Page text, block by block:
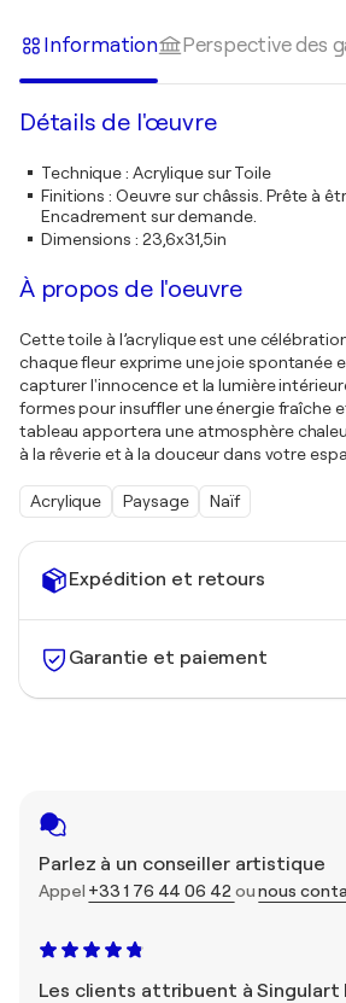
Expédition et retours
Garantie et paiement
Parlez à un conseiller artistique
Appel +33 1 76 44 06 42 ounous
Les clients attribuent à Singulart
Information Perspective des
Détails de l'œuvre
Technique: Acrylique sur Toile
Finitions : Oeuvre sur châssis. Prête à
Encadrement sur demande.
Dimensions : 23,6x31,5in
À propos de l'oeuvre
Cette toile à l’acrylique est une
chaque fleur exprime une joie spontanée
capturer l'innocence et la lumière
formes pour insuffler une énergie fraîche
tableau apportera une atmosphère
à la rêverie et à la douceur dans votre
Acrylique Paysage Naïf